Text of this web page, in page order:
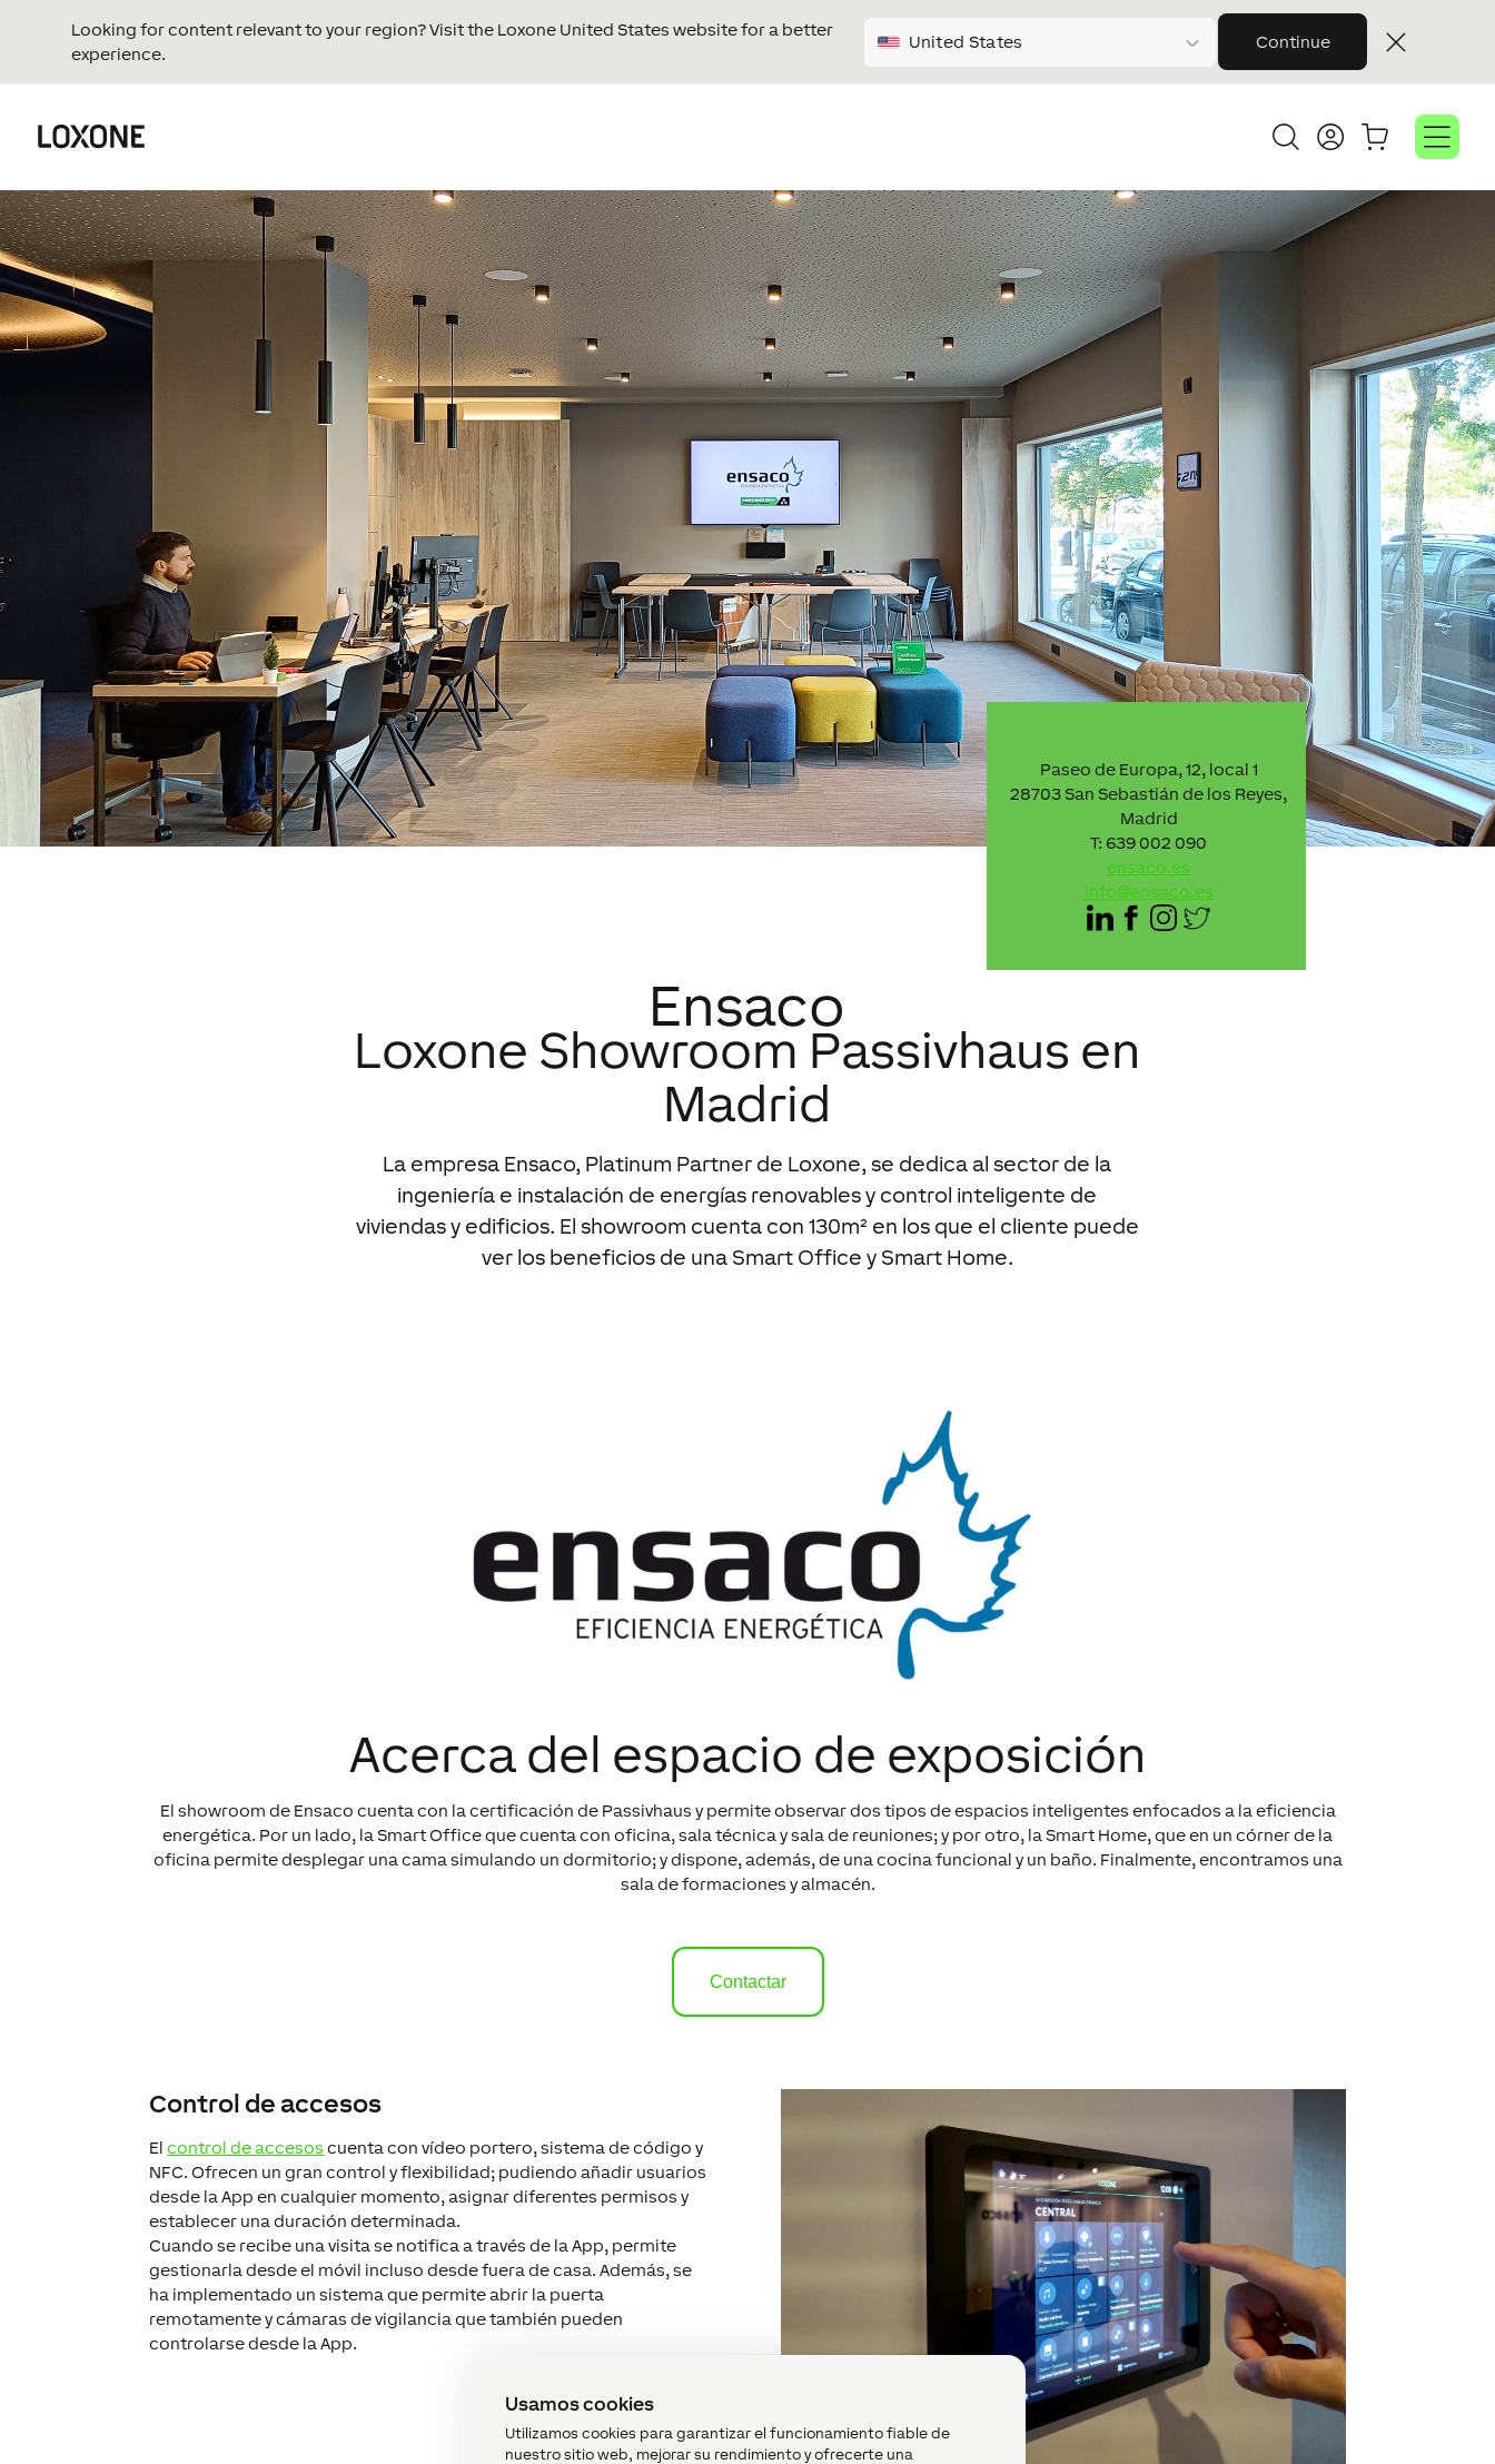
Usamos cookies
Utilizamos cookies para garantizar el funcionamiento fiable de
nuestro sitio web, mejorar su rendimiento y ofrecerte una
Looking for content relevant to your region? Visit the Loxone United States website for a better
experience.
United States Continue
Paseo de Europa, 12, local 1
28703 San Sebastián de los Reyes,
Madrid
T: 639 002 090
ensaco.es
info@ensaco.es
Ensaco
Loxone Showroom Passivhaus en
Madrid
La empresa Ensaco, Platinum Partner de Loxone, se dedica al sector de la
ingeniería e instalación de energías renovables y control inteligente de
viviendas y edificios. El showroom cuenta con 130m² en los que el cliente puede
ver los beneficios de una Smart Office y Smart Home.
Acerca del espacio de exposición
El showroom de Ensaco cuenta con la certificación de Passivhaus y permite observar dos tipos de espacios inteligentes enfocados a la eficiencia
energética. Por un lado, la Smart Office que cuenta con oficina, sala técnica y sala de reuniones; y por otro, la Smart Home, que en un córner de la
oficina permite desplegar una cama simulando un dormitorio; y dispone, además, de una cocina funcional y un baño. Finalmente, encontramos una
sala de formaciones y almacén.
Contactar
Control de accesos
Elcontrol de accesos cuenta con vídeo portero, sistema de código y
NFC. Ofrecen un gran control y flexibilidad; pudiendo añadir usuarios
desde la App en cualquier momento, asignar diferentes permisos y
establecer una duración determinada.
Cuando se recibe una visita se notifica a través de la App, permite
gestionarla desde el móvil incluso desde fuera de casa. Además, se
ha implementado un sistema que permite abrir la puerta
remotamente y cámaras de vigilancia que también pueden
controlarse desde la App.